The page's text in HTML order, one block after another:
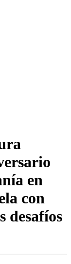
en
con
desafíos